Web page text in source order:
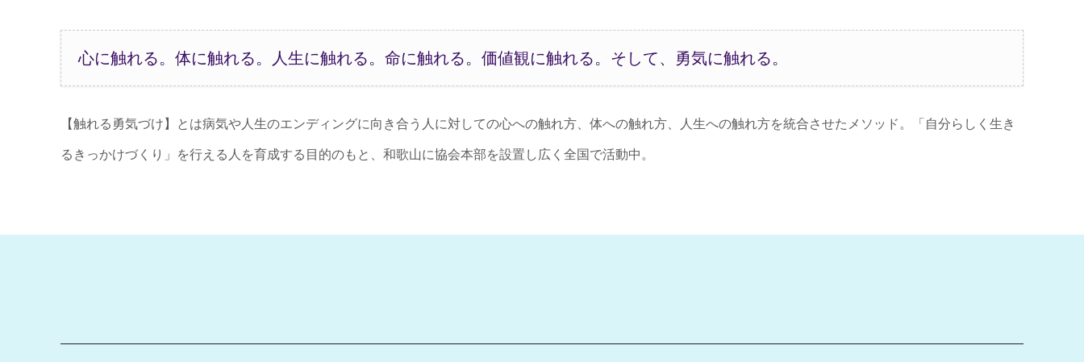
心に触れる。体に触れる。人生に触れる。命に触れる。価値観に触れる。そして、勇気に触れる。
【触れる勇気づけ】とは病気や人生のエンディングに向き合う人に対しての心への触れ方、体への触れ方、人生への触れ方を統合させたメソッド。「自分らしく生き
るきっかけづくり」を行える人を育成する目的のもと、和歌山に協会本部を設置し広く全国で活動中。